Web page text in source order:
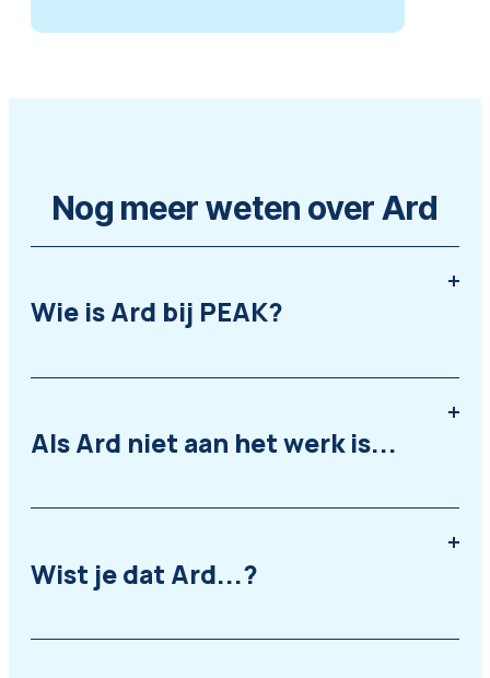
Nog meer weten over Ard
Wie is Ard bij PEAK?
Als Ard niet aan het werk is...
Wist je dat Ard...?